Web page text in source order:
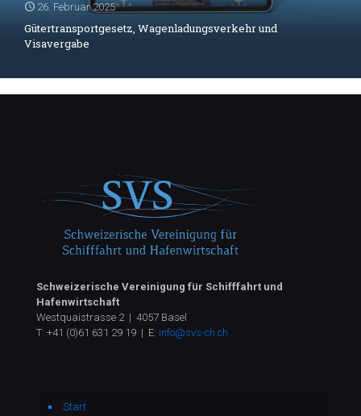
26. Februar 2025
Gütertransportgesetz, Wagenladungsverkehr und
Visavergabe
Schweizerische Vereinigung für Schifffahrt und
Hafenwirtschaft
Westquaistrasse 2 | 4057 Basel
T: +41 (0)61 631 29 19 | E: info@svs-ch.ch
Start